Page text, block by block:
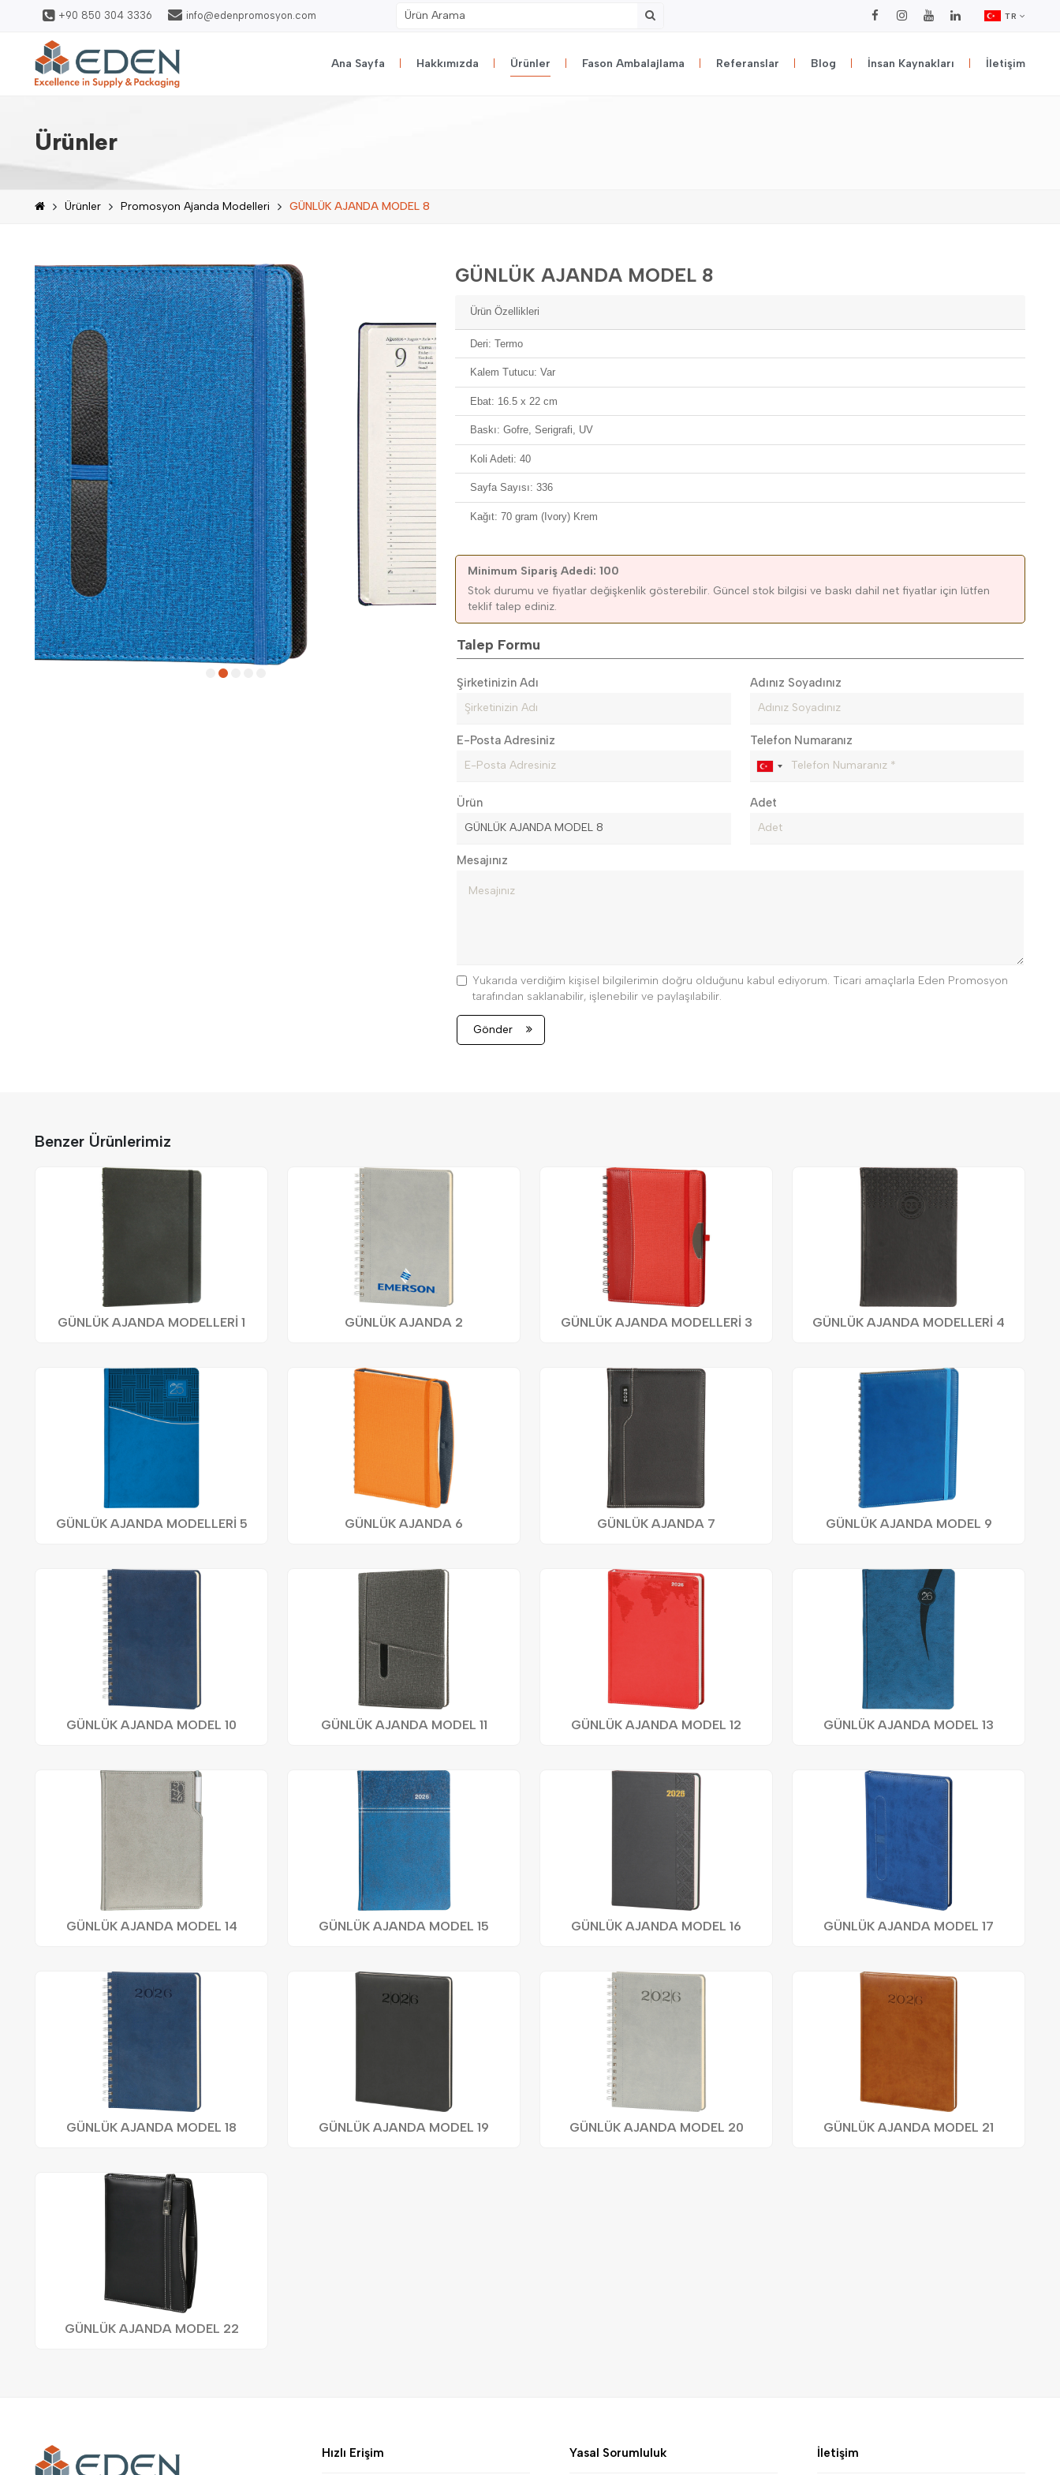
+90 850 304 3336 info@edenpromosyon.com TR
Ana Sayfa Hakkımızda Ürünler Fason Ambalajlama Referanslar Blog İnsan Kaynakları İletişim
Ürünler
Ürünler Promosyon Ajanda Modelleri GÜNLÜK AJANDA MODEL 8
GÜNLÜK AJANDA MODEL 8
Ürün Özellikleri
Deri: Termo
Kalem Tutucu: Var
Ebat: 16.5 x 22 cm
Baskı: Gofre, Serigrafi, UV
Koli Adeti: 40
Sayfa Sayısı: 336
Kağıt: 70 gram (Ivory) Krem
Minimum Sipariş Adedi: 100
Stok durumu ve fiyatlar değişkenlik gösterebilir. Güncel stok bilgisi ve baskı dahil net fiyatlar için lütfen
teklif talep ediniz.
Talep Formu
Şirketinizin Adı Adınız Soyadınız
E-Posta Adresiniz Telefon Numaranız
Ürün Adet
Mesajınız
Yukarıda verdiğim kişisel bilgilerimin doğru olduğunu kabul ediyorum. Ticari amaçlarla Eden Promosyon
tarafından saklanabilir, işlenebilir ve paylaşılabilir.
Gönder
Benzer Ürünlerimiz
GÜNLÜK AJANDA MODELLERİ 1 GÜNLÜK AJANDA 2 GÜNLÜK AJANDA MODELLERİ 3 GÜNLÜK AJANDA MODELLERİ 4
GÜNLÜK AJANDA MODELLERİ 5 GÜNLÜK AJANDA 6 GÜNLÜK AJANDA 7 GÜNLÜK AJANDA MODEL 9
GÜNLÜK AJANDA MODEL 10 GÜNLÜK AJANDA MODEL 11 GÜNLÜK AJANDA MODEL 12 GÜNLÜK AJANDA MODEL 13
GÜNLÜK AJANDA MODEL 14 GÜNLÜK AJANDA MODEL 15 GÜNLÜK AJANDA MODEL 16 GÜNLÜK AJANDA MODEL 17
GÜNLÜK AJANDA MODEL 18 GÜNLÜK AJANDA MODEL 19 GÜNLÜK AJANDA MODEL 20 GÜNLÜK AJANDA MODEL 21
GÜNLÜK AJANDA MODEL 22
Hızlı Erişim Yasal Sorumluluk İletişim